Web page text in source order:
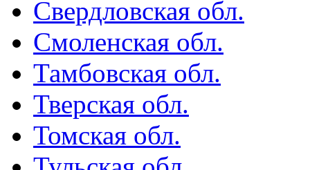
Свердловская обл.
Смоленская обл.
Тамбовская обл.
Тверская обл.
Томская обл.